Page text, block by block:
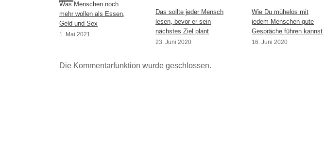
Was Menschen noch
mehr wollen als Essen,
Geld und Sex
1. Mai 2021
Das sollte jeder Mensch
lesen, bevor er sein
nächstes Ziel plant
23. Juni 2020
Wie Du mühelos mit
jedem Menschen gute
Gespräche führen kannst
16. Juni 2020
Die Kommentarfunktion wurde geschlossen.